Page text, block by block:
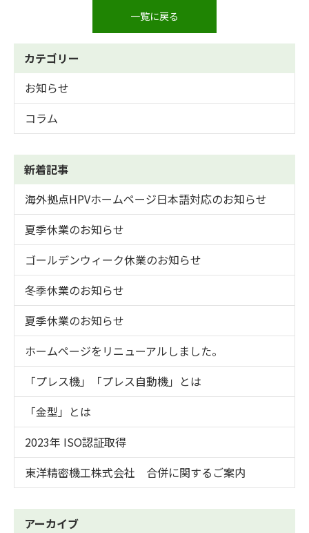
一覧に戻る
カテゴリー
お知らせ
コラム
新着記事
海外拠点HPVホームページ日本語対応のお知らせ
夏季休業のお知らせ
ゴールデンウィーク休業のお知らせ
冬季休業のお知らせ
夏季休業のお知らせ
ホームページをリニューアルしました。
「プレス機」「プレス自動機」とは
「金型」とは
2023年 ISO認証取得
東洋精密機工株式会社 合併に関するご案内
アーカイブ